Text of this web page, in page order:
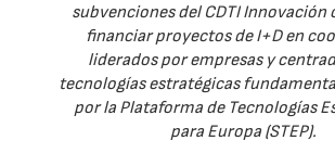
subvenciones del CDTI Innovación
financiar proyectos de I+D en
liderados por empresas y
tecnologías estratégicas
por la Plataforma de Tecnologías
para Europa (STEP).